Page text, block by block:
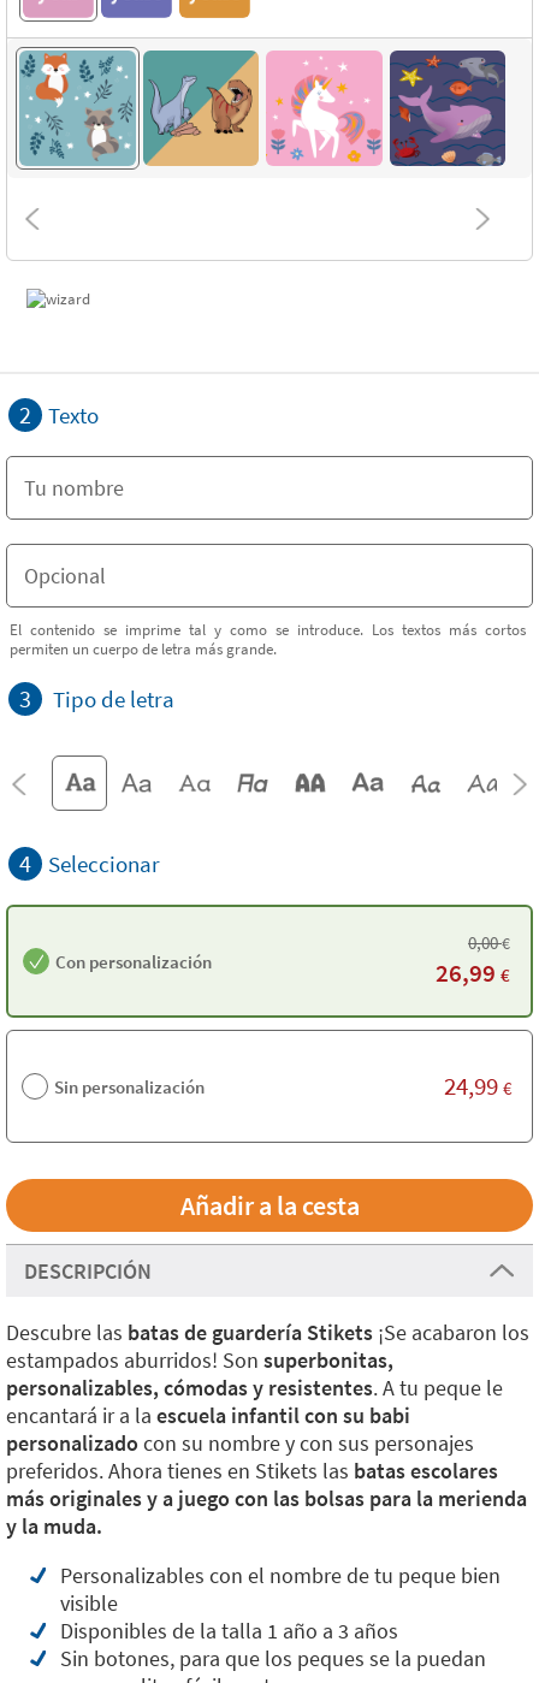
2 Texto
El contenido se imprime tal y como se introduce. Los textos más cortos
permiten un cuerpo de letra más grande.
3 Tipo de letra
4 Seleccionar
Con personalización
0,00€
26,99 €
Sin personalización 24,99 €
DESCRIPCIÓN
Descubre las batas de guardería Stikets ¡Se acabaron los
estampados aburridos! Son superbonitas,
personalizables, cómodas y resistentes. A tu peque le
encantará ir a la escuela infantil con su babi
personalizadocon su nombre y con sus personajes
preferidos. Ahora tienes en Stikets las batas escolares
más originales y a juego con las bolsas para la merienda
y la muda.
Personalizables con el nombre de tu peque bien
visible
Disponibles de la talla 1 año a 3 años
Sin botones, para que los peques se la puedan